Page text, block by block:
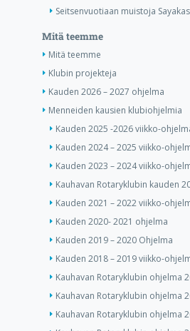
Seitsenvuotiaan muistoja
Mitä teemme
Mitä teemme
Klubin projekteja
Kauden 2026 – 2027 ohjelma
Menneiden kausien klubiohjelmia
Kauden 2025 -2026 viikko-
Kauden 2024 – 2025 viikko-
Kauden 2023 – 2024 viikko-
Kauhavan Rotaryklubin kauden
Kauden 2021 – 2022 viikko-
Kauden 2020- 2021 ohjelma
Kauden 2019 – 2020 Ohjelma
Kauden 2018 – 2019 viikko-
Kauhavan Rotaryklubin ohjelma
Kauhavan Rotaryklubin ohjelma
Kauhavan Rotaryklubin ohjelma